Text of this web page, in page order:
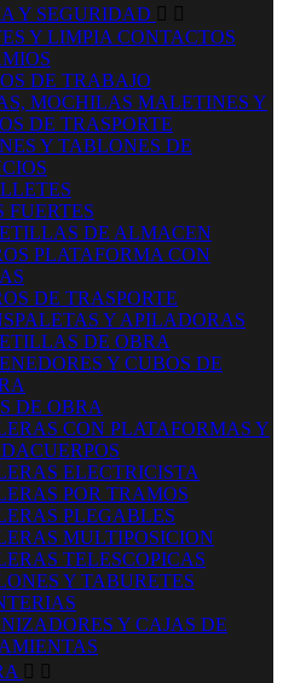
Y SEGURIDAD  
Y LIMPIA CONTACTOS
DE TRABAJO
MOCHILAS MALETINES Y
DE TRASPORTE
Y TABLONES DE
FUERTES
DE ALMACEN
PLATAFORMA CON
DE TRASPORTE
Y APILADORAS
DE OBRA
Y CUBOS DE
DE OBRA
CON PLATAFORMAS Y
ELECTRICISTA
POR TRAMOS
PLEGABLES
MULTIPOSICION
TELESCOPICAS
Y TABURETES
Y CAJAS DE
 